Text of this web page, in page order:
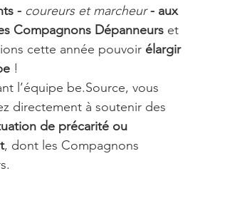
- coureurs et marcheur - aux
Compagnons Dépanneurs et
cette année pouvoir élargir
!
l’équipe be.Source, vous
directement à soutenir des
de précarité ou
, dont les Compagnons